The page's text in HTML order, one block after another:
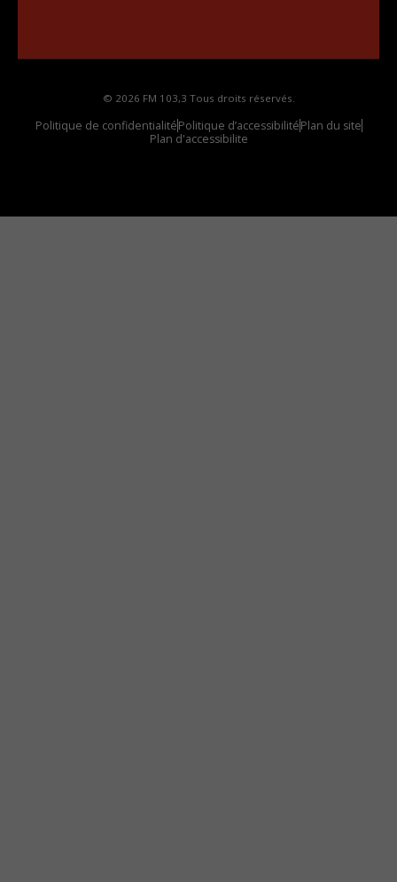
© 2026 FM 103,3 Tous droits réservés.
Politique de confidentialitéPolitique d’accessibilitéPlan du site
Plan d'accessibilite